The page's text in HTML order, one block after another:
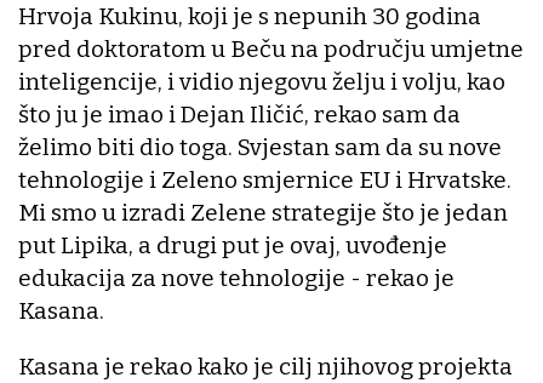
Hrvoja Kukinu, koji je s nepunih 30 godina
pred doktoratom u Beču na području umjetne
inteligencije, i vidio njegovu želju i volju, kao
što ju je imao i Dejan Iličić, rekao sam da
želimo biti dio toga. Svjestan sam da su nove
tehnologije i Zeleno smjernice EU i Hrvatske.
Mi smo u izradi Zelene strategije što je jedan
put Lipika, a drugi put je ovaj, uvođenje
edukacija za nove tehnologije - rekao je
Kasana.
Kasana je rekao kako je cilj njihovog projekta